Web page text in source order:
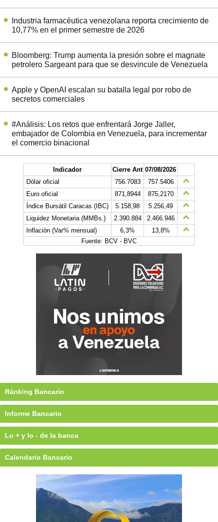
Industria farmacéutica venezolana reporta crecimiento de
10,77% en el primer semestre de 2026
Bloomberg: Trump aumenta la presión sobre el magnate
petrolero Sargeant para que se desvincule de Venezuela
Apple y OpenAI escalan su batalla legal por robo de
secretos comerciales
#Análisis: Los retos que enfrentará Jorge Jaller,
embajador de Colombia en Venezuela, para incrementar
el comercio binacional
Indicador Cierre Ant 07/08/2026
Dólar oficial
756.7083
757.5406
Euro oficial
871,8944
875,2170
Índice Bursátil Caracas (IBC)
5.158,98
5.256,49
Liquidez Monetaria (MMBs.)
2.390.884
2.466.946
Inflación (Var% mensual)
6,3%
13,8%
Fuente: BCV - BVC
Ránking Bancario
Informe Bancario
Lo + y lo - de la banca
Calendario Bancario